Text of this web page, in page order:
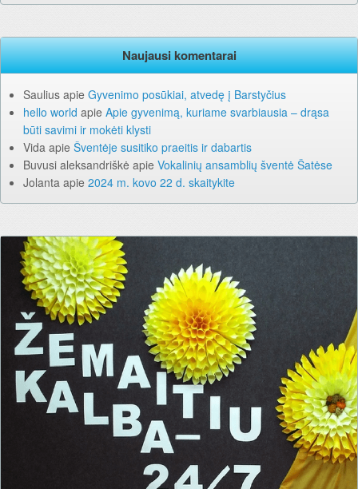
Naujausi komentarai
Saulius apie Gyvenimo posūkiai, atvedę į Barstyčius
hello world apie Apie gyvenimą, kuriame svarbiausia – drąsa
būti savimi ir mokėti klysti
Vida apie Šventėje susitiko praeitis ir dabartis
Buvusi aleksandriškė apie Vokalinių ansamblių šventė Šatėse
Jolanta apie 2024 m. kovo 22 d. skaitykite